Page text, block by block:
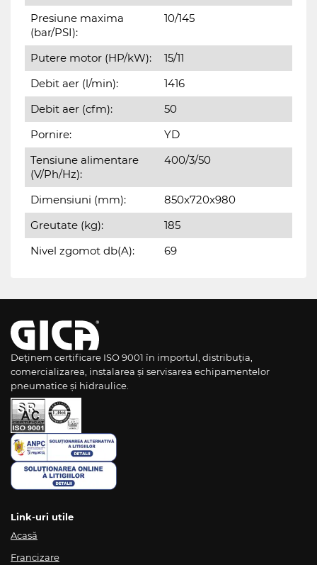
Presiune maxima
(bar/PSI):
10/145
Putere motor (HP/kW):
15/11
Debit aer (l/min):
1416
Debit aer (cfm):
50
Pornire:
YD
Tensiune alimentare
(V/Ph/Hz):
400/3/50
Dimensiuni (mm):
850x720x980
Greutate (kg):
185
Nivel zgomot db(A):
69
Deținem certificare ISO 9001 în importul, distribuția,
comercializarea, instalarea și servisarea echipamentelor
pneumatice și hidraulice.
Link-uri utile
Acasă
Francizare